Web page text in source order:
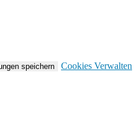
speichern Cookies Verwalten